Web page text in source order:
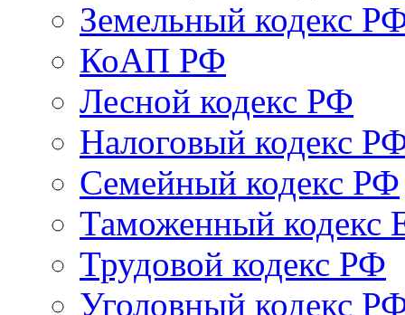
Земельный кодекс
КоАП РФ
Лесной кодекс РФ
Налоговый кодекс
Семейный кодекс РФ
Таможенный
Трудовой кодекс РФ
Уголовный кодекс